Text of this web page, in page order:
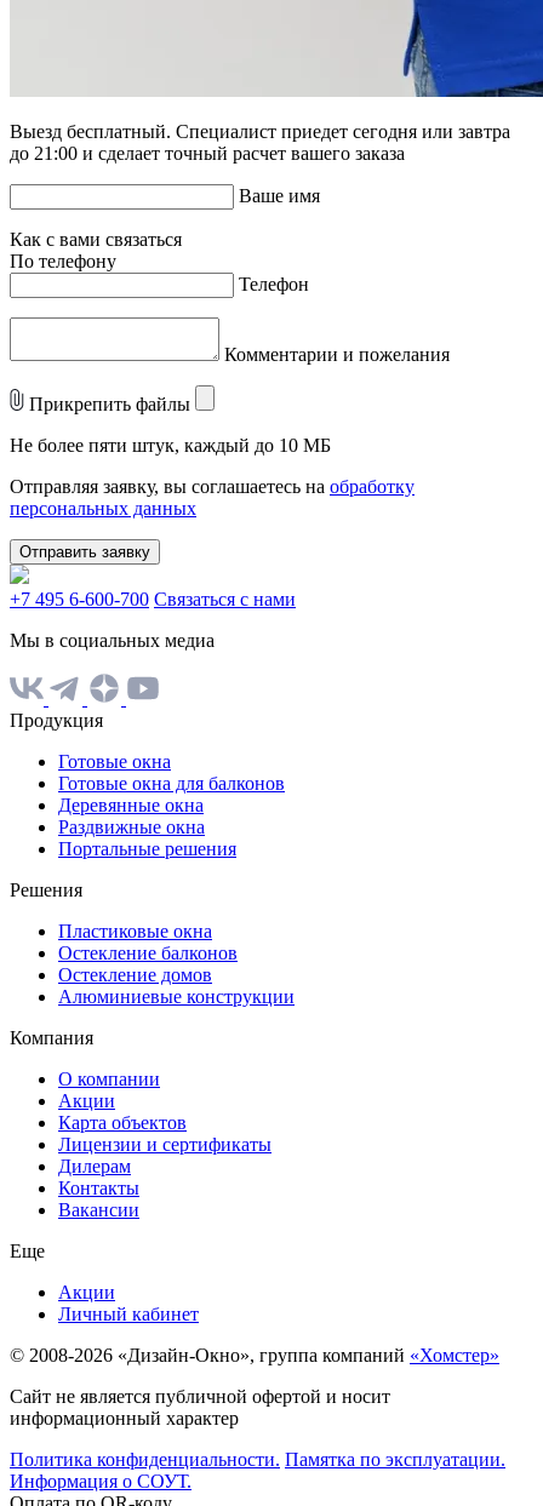
Выезд бесплатный. Специалист приедет сегодня или завтра
до 21:00 и сделает точный расчет вашего заказа
Ваше имя
Как с вами связаться
По телефону
Телефон
Комментарии и пожелания
Прикрепить файлы
Не более пяти штук, каждый до 10 МБ
Отправляя заявку, вы соглашаетесь на обработку
персональных данных
Отправить заявку
+7 495 6-600-700 Связаться с нами
Мы в социальных медиа
Продукция
Готовые окна
Готовые окна для балконов
Деревянные окна
Раздвижные окна
Портальные решения
Решения
Пластиковые окна
Остекление балконов
Остекление домов
Алюминиевые конструкции
Компания
О компании
Акции
Карта объектов
Лицензии и сертификаты
Дилерам
Контакты
Вакансии
Еще
Акции
Личный кабинет
© 2008-2026 «Дизайн-Окно», группа компаний «Хомстер»
Сайт не является публичной офертой и носит
информационный характер
Политика конфиденциальности. Памятка по эксплуатации.
Информация о СОУТ.